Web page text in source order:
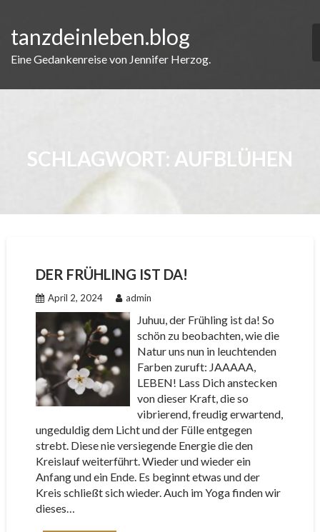
content
tanzdeinleben.blog
Eine Gedankenreise von Jennifer Herzog.
SCHLAGWORT: AUFBLÜHEN
DER FRÜHLING IST DA!
April 2, 2024 admin
Juhuu, der Frühling ist da! So
schön zu beobachten, wie die
Natur uns nun in leuchtenden
Farben zuruft: JAAAAA,
LEBEN! Lass Dich anstecken
von dieser Kraft, die so
vibrierend, freudig erwartend,
ungeduldig dem Licht und der Fülle entgegen
strebt. Diese nie versiegende Energie die den
Kreislauf weiterführt. Wieder und wieder ein
Anfang und ein Ende. Es beginnt etwas und der
Kreis schließt sich wieder. Auch im Yoga finden wir
dieses…